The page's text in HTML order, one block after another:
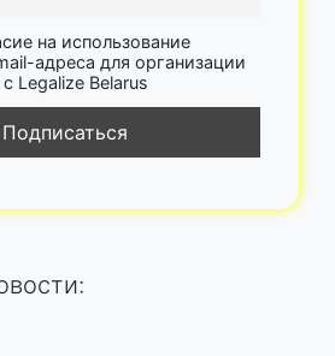
на использование
адреса для организации
Legalize Belarus